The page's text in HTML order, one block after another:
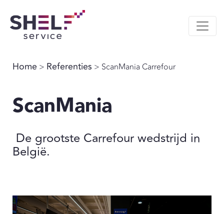
Home > Referenties > ScanMania Carrefour
ScanMania
De grootste Carrefour wedstrijd in
België.